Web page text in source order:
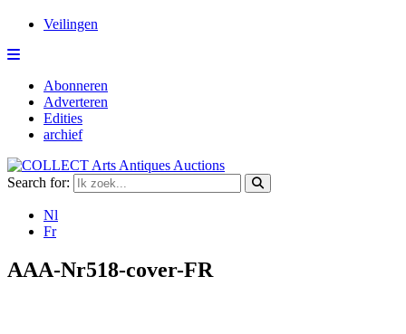
Veilingen
Abonneren
Adverteren
Edities
archief
Search for:
Nl
Fr
AAA-Nr518-cover-FR